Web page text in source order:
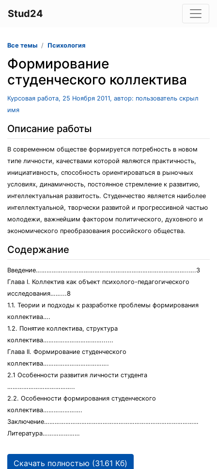
Stud24
Все темы Психология
Формирование
студенческого коллектива
Курсовая работа, 25 Ноября 2011, автор: пользователь скрыл
имя
Описание работы
В современном обществе формируется потребность в новом
типе личности, качествами которой являются практичность,
инициативность, способность ориентироваться в рыночных
условиях, динамичность, постоянное стремление к развитию,
интеллектуальная развитость. Студенчество является наиболее
интеллектуальной, творчески развитой и прогрессивной частью
молодежи, важнейшим фактором политического, духовного и
экономического преобразования российского общества.
Содержание
Введение…………………………………………………………………………..….3
Глава I. Коллектив как объект психолого-педагогического
исследования……...8
1.1. Теории и подходы к разработке проблемы формирования
коллектива….
1.2. Понятие коллектива, структура
коллектива……………………………......
Глава II. Формирование студенческого
коллектива……………………………….
2.1 Особенности развития личности студента
………………………………..
2.2. Особенности формирования студенческого
коллектива………………….
Заключение……………………………………………………………………………
Литература…………………
Скачать полностью (31.61 Кб)